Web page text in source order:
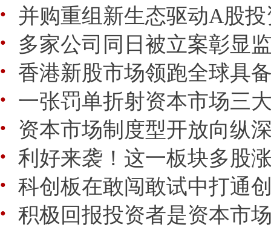
● 并购重组新生态驱动A股
● 多家公司同日被立案彰显
● 香港新股市场领跑全球具
● 一张罚单折射资本市场三
● 资本市场制度型开放向纵
● 利好来袭！这一板块多股
● 科创板在敢闯敢试中打通
● 积极回报投资者是资本市